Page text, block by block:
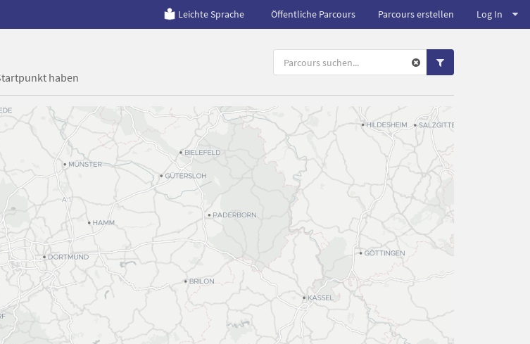
Leichte Sprache Öffentliche Parcours Parcours erstellen Log In
haben